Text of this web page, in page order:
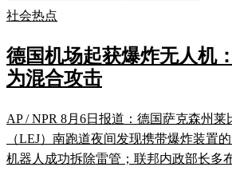
社会热点
德国机场起获爆炸无人机
为混合攻击
AP / NPR 8月6日报道：德国萨克森州莱
（LEJ）南跑道夜间发现携带爆炸装置
机器人成功拆除雷管；联邦内政部长多